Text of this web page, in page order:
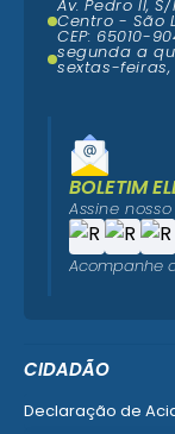
CIDADÃO
Declaração de
Av. Pedro II,
Centro - São
CEP: 65010-
segunda a
sextas-feiras,
BOLETIM
Assine
Acompanhe